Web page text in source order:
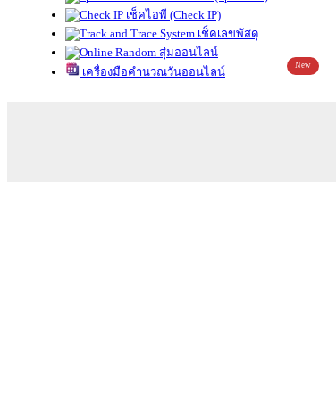
เช็คไอพี (Check IP)
เช็คเลขพัสดุ
สุ่มออนไลน์
เครื่องมือคำนวณวันออนไลน์
New